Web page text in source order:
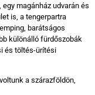
magánház udvarán és
is, a tengerpartra
barátságos
különálló fürdőszobák
és töltés-ürítési
a szárazföldön,